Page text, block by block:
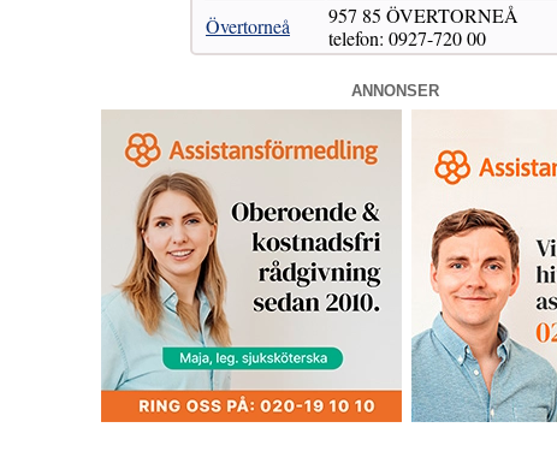
Övertorneå
957 85 ÖVERTORNEÅ
telefon: 0927-720 00
ANNONSER